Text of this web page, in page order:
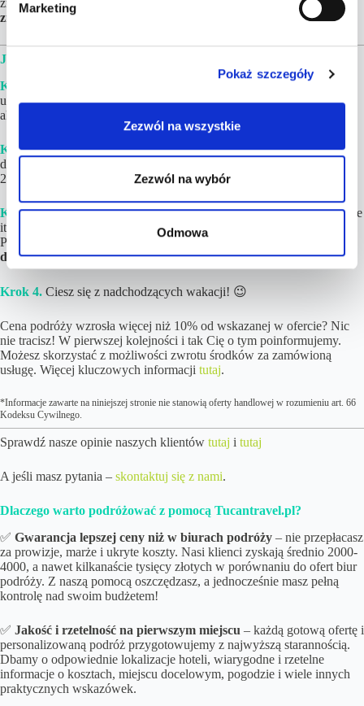
y
Marketing
Pokaż szczegóły
Zezwól na wszystkie
Zezwól na wybór
Odmowa
zrealizować. Nie zwlekaj jednak zbyt długo, bo
ceny mogą się
zmieniać.
JAK WYGLĄDA REALIZACJA ZAMÓWIENIA?
Krok 1.
Złóż i opłać zamówienie. Jeżeli w podróży będzie brało
udział więcej niż 8 osób lub chciałbyś upewnić się, iż cena jest wciąż
aktualna – napisz do nas na kontakt@tucantravel.pl
Krok 2.Poczekaj na gotowy Plan Podróży ze szczegółami i linkami
do rezerwacji. Zwykle
24 h ) w dni robocze.
Krok 3. Dokonaj rezerwacjiposzczególnych elementów (loty, hotele
itd.)
i opisów znajdujących się w Planie
Podróży. Jeśli tylko chcesz,
noclegi możesz zapłacić nawet do kilku
dni przed wylotem!
Krok 4. Ciesz się z nadchodzących wakacji! 😉
Cena podróży wzrosła więcej niż 10% od wskazanej w ofercie? Nic
nie tracisz! W pierwszej kolejności i tak Cię o tym poinformujemy.
Możesz skorzystać z możliwości zwrotu środków za zamówioną
usługę. Więcej kluczowych informacji tutaj.
*Informacje zawarte na niniejszej stronie nie stanowią oferty handlowej w rozumieniu art. 66
Kodeksu Cywilnego.
Sprawdź nasze opinie naszych klientów tutaj i tutaj
A jeśli masz pytania – skontaktuj się z nami.
Dlaczego warto podróżować z pomocą Tucantravel.pl?
✅ Gwarancja lepszej ceny niż w biurach podróży – nie przepłacasz
za prowizje, marże i ukryte koszty. Nasi klienci zyskają średnio 2000-
4000, a nawet kilkanaście tysięcy złotych w porównaniu do ofert biur
podróży. Z naszą pomocą oszczędzasz, a jednocześnie masz pełną
kontrolę nad swoim budżetem!
✅ Jakość i rzetelność na pierwszym miejscu – każdą gotową ofertę i
personalizowaną podróż przygotowujemy z najwyższą starannością.
Dbamy o odpowiednie lokalizacje hoteli, wiarygodne i rzetelne
informacje o kosztach, miejscu docelowym, pogodzie i wiele innych
praktycznych wskazówek.